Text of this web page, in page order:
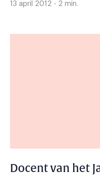
13 april 2012 - 2 min.
Docent van het